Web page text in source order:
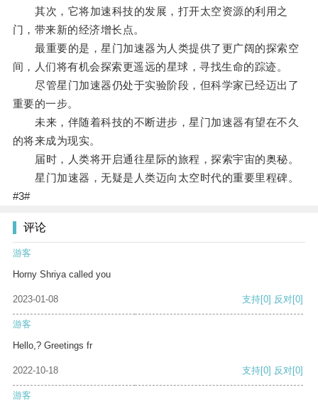
其次，它将加速科技的发展，打开太空资源的利用之
门，带来新的经济增长点。
最重要的是，星门加速器为人类提供了更广阔的探索空
间，人们将有机会探索更遥远的星球，寻找生命的踪迹。
尽管星门加速器仍处于实验阶段，但科学家已经迈出了
重要的一步。
未来，伴随着科技的不断进步，星门加速器有望在不久
的将来成为现实。
届时，人类将开启通往星际的旅程，探索宇宙的奥秘。
星门加速器，无疑是人类迈向太空时代的重要里程碑。
#3#
评论
游客
Horny Shriya called you
2023-01-08 支持[0] 反对[0]
游客
Hello,? Greetings fr
2022-10-18 支持[0] 反对[0]
游客